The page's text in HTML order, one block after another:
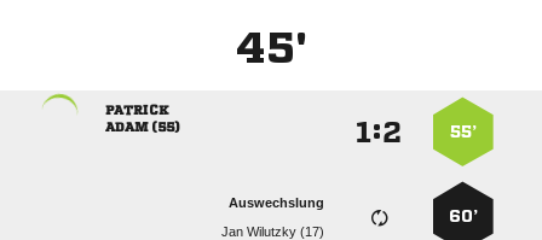
45'
55’
:

 
60’
Auswechslung
  